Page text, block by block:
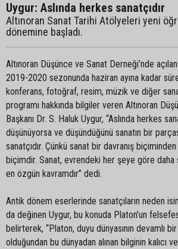
Uygur: Aslında herkes sanatçıdır
Altınoran Sanat Tarihi Atölyeleri yeni
dönemine başladı.
Altınoran Düşünce ve Sanat Derneği’nde
2019-2020 sezonunda haziran ayına kadar
konferans, fotoğraf, resim, müzik ve diğer
programı hakkında bilgiler veren Altınoran
Başkanı Dr. S. Haluk Uygur, “Aslında herkes
düşünüyorsa ve düşündüğünü sanatın bir
sanatçıdır. Çünkü sanat bir davranış
biçimdir. Sanat, evrendeki her şeye göre daha
en özgün kavramdır” dedi.
Antik dönem eserlerinde sanatçıların neden
da değinen Uygur, bu konuda Platon’un
belirterek, “Platon, duyu dünyasının devamlı
olduğundan bu dünyadan alınan bilginin kalıcı